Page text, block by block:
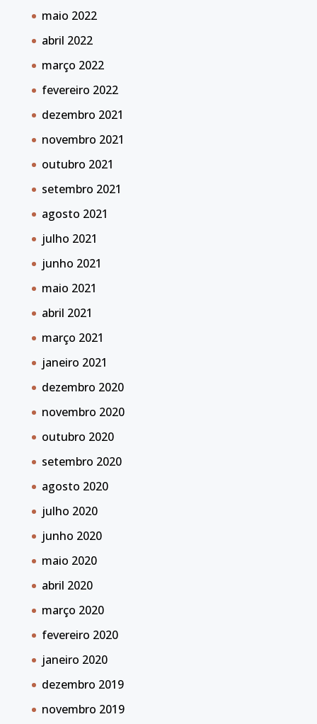
maio 2022
abril 2022
março 2022
fevereiro 2022
dezembro 2021
novembro 2021
outubro 2021
setembro 2021
agosto 2021
julho 2021
junho 2021
maio 2021
abril 2021
março 2021
janeiro 2021
dezembro 2020
novembro 2020
outubro 2020
setembro 2020
agosto 2020
julho 2020
junho 2020
maio 2020
abril 2020
março 2020
fevereiro 2020
janeiro 2020
dezembro 2019
novembro 2019